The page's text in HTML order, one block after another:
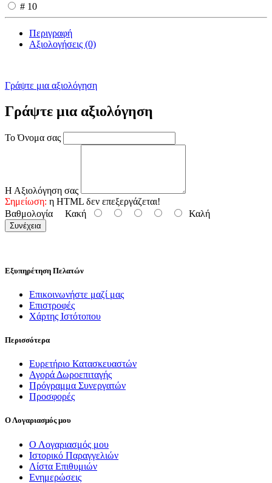
# 10
Περιγραφή
Αξιολογήσεις (0)
Γράψτε μια αξιολόγηση
Γράψτε μια αξιολόγηση
Το Όνομα σας
Η Αξιολόγηση σας
Σημείωση: η HTML δεν επεξεργάζεται!
Βαθμολογία Κακή Καλή
Συνέχεια
Εξυπηρέτηση Πελατών
Επικοινωνήστε μαζί μας
Επιστροφές
Χάρτης Ιστότοπου
Περισσότερα
Ευρετήριο Κατασκευαστών
Αγορά Δωροεπιταγής
Πρόγραμμα Συνεργατών
Προσφορές
Ο Λογαριασμός μου
Ο Λογαριασμός μου
Ιστορικό Παραγγελιών
Λίστα Επιθυμιών
Ενημερώσεις